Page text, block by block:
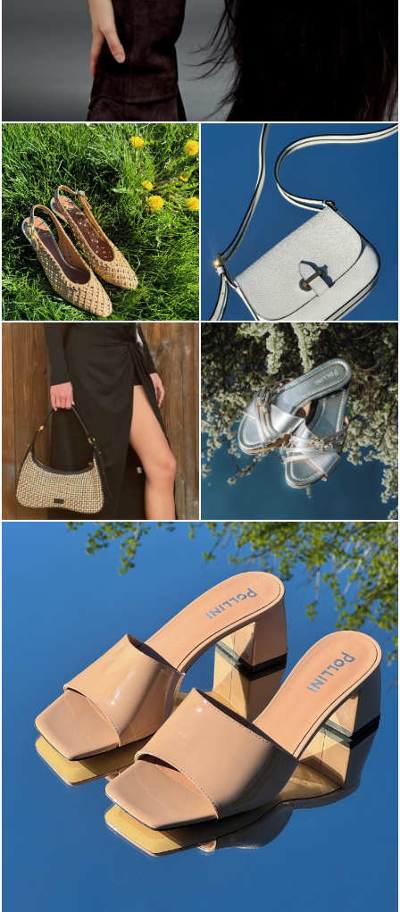
The most-wanted mules and sandals are now on sale. ...